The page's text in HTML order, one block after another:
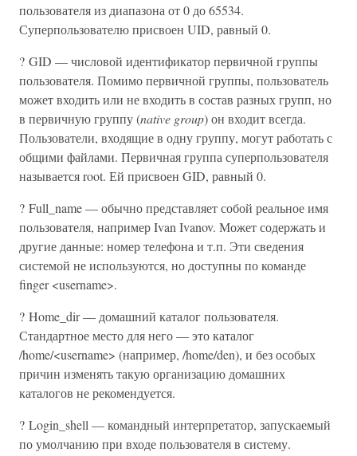
пользователя из диапазона от 0 до 65534.
Суперпользователю присвоен UID, равный 0.
? GID — числовой идентификатор первичной группы
пользователя. Помимо первичной группы, пользователь
может входить или не входить в состав разных групп, но
в первичную группу (native group) он входит всегда.
Пользователи, входящие в одну группу, могут работать с
общими файлами. Первичная группа суперпользователя
называется root. Ей присвоен GID, равный 0.
? Full_name — обычно представляет собой реальное имя
пользователя, например Ivan Ivanov. Может содержать и
другие данные: номер телефона и т.п. Эти сведения
системой не используются, но доступны по команде
finger <username>.
? Home_dir — домашний каталог пользователя.
Стандартное место для него — это каталог
/home/<username> (например, /home/den), и без особых
причин изменять такую организацию домашних
каталогов не рекомендуется.
? Login_shell — командный интерпретатор, запускаемый
по умолчанию при входе пользователя в систему.